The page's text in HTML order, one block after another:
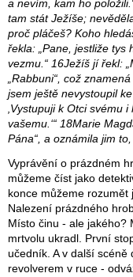
a nevím, kam ho
tam stát Ježíše;
proč pláčeš? Koho
řekla: „Pane, jestliže tys
vezmu.“ 16Ježíš jí řekl:
„Rabbuni“, což
jsem ještě nevystoupil
‚Vystupuji k Otci svému
vašemu.‘“ 18Marie
Pána“, a oznámila jim
Vyprávění o prázdném
můžeme číst jako
konce můžeme
Nalezení prázdného
Místo činu - ale jakého?
mrtvolu ukradl. První
učedník. A v další scéně
revolverem v ruce -